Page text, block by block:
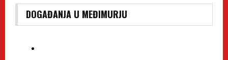
DOGAĐANJA U MEĐIMURJU